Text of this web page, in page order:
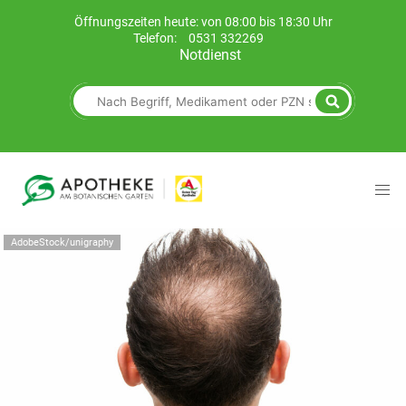
Öffnungszeiten heute: von 08:00 bis 18:30 Uhr
Telefon:
0531 332269
Notdienst
AdobeStock/unigraphy